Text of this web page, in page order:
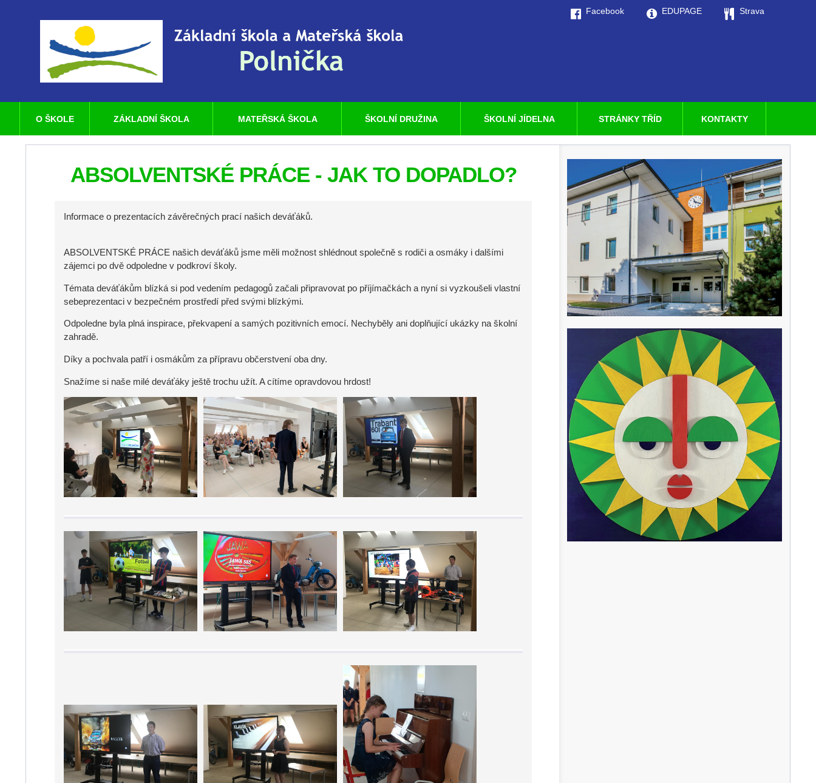
ABSOLVENTSKÉ PRÁCE - JAK TO DOPADLO?
Informace o prezentacích závěrečných prací našich deváťáků.
ABSOLVENTSKÉ PRÁCE našich deváťáků jsme měli možnost shlédnout společně s rodiči a osmáky i dalšími
zájemci po dvě odpoledne v podkroví školy.
Témata deváťákům blízká si pod vedením pedagogů začali připravovat po příjímačkách a nyní si vyzkoušeli vlastní
sebeprezentaci v bezpečném prostředí před svými blízkými.
Odpoledne byla plná inspirace, překvapení a samých pozitivních emocí. Nechyběly ani doplňující ukázky na školní
zahradě.
Díky a pochvala patří i osmákům za přípravu občerstvení oba dny.
Snažíme si naše milé deváťáky ještě trochu užít. A cítíme opravdovou hrdost!
Facebook EDUPAGE Strava
O ŠKOLE ZÁKLADNÍ ŠKOLA MATEŘSKÁ ŠKOLA ŠKOLNÍ DRUŽINA ŠKOLNÍ JÍDELNA STRÁNKY TŘÍD KONTAKTY